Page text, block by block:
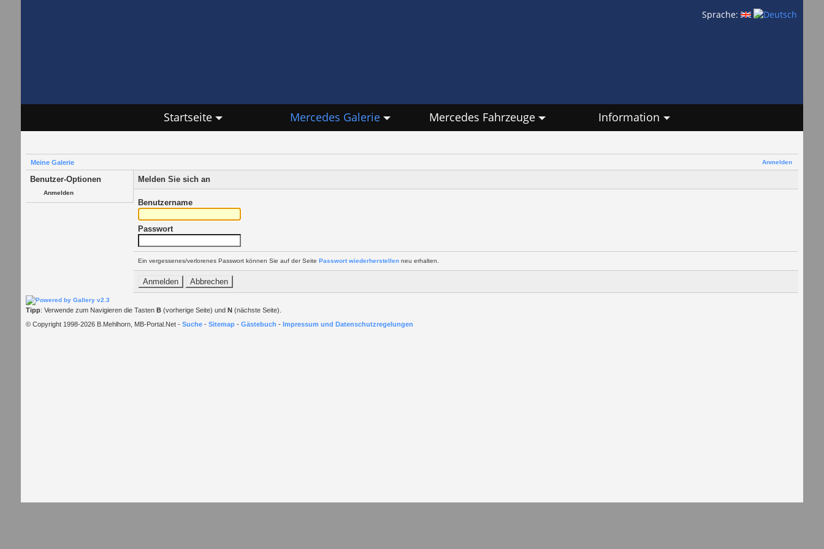
Sprache:
Startseite Mercedes Galerie Mercedes Fahrzeuge Information
Anmelden
Meine Galerie
Benutzer-Optionen
Anmelden
Melden Sie sich an
Benutzername
Passwort
Ein vergessenes/verlorenes Passwort können Sie auf der Seite Passwort wiederherstellenneu erhalten.
Tipp: Verwende zum Navigieren die Tasten B(vorherige Seite) und N(nächste Seite).
© Copyright 1998-2026 B.Mehlhorn, MB-Portal.Net - Suche- Sitemap- Gästebuch - Impressum und Datenschutzregelungen